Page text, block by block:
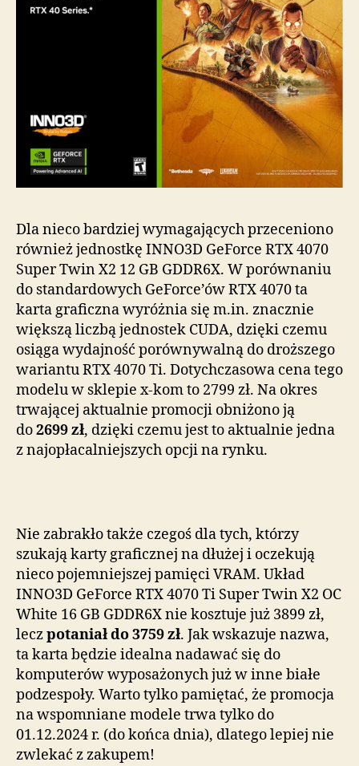
Dla nieco bardziej wymagających przeceniono
również jednostkę INNO3D GeForce RTX 4070
Super Twin X2 12 GB GDDR6X. W porównaniu
do standardowych GeForce’ów RTX 4070 ta
karta graficzna wyróżnia się m.in. znacznie
większą liczbą jednostek CUDA, dzięki czemu
osiąga wydajność porównywalną do droższego
wariantu RTX 4070 Ti. Dotychczasowa cena tego
modelu w sklepie x-kom to 2799 zł. Na okres
trwającej aktualnie promocji obniżono ją
do2699 zł, dzięki czemu jest to aktualnie jedna
z najopłacalniejszych opcji na rynku.
Nie zabrakło także czegoś dla tych, którzy
szukają karty graficznej na dłużej i oczekują
nieco pojemniejszej pamięci VRAM. Układ
INNO3D GeForce RTX 4070 Ti Super Twin X2 OC
White 16 GB GDDR6X nie kosztuje już 3899 zł,
leczpotaniał do 3759 zł. Jak wskazuje nazwa,
ta karta będzie idealna nadawać się do
komputerów wyposażonych już w inne białe
podzespoły. Warto tylko pamiętać, że promocja
na wspomniane modele trwa tylko do
01.12.2024 r. (do końca dnia), dlatego lepiej nie
zwlekać z zakupem!